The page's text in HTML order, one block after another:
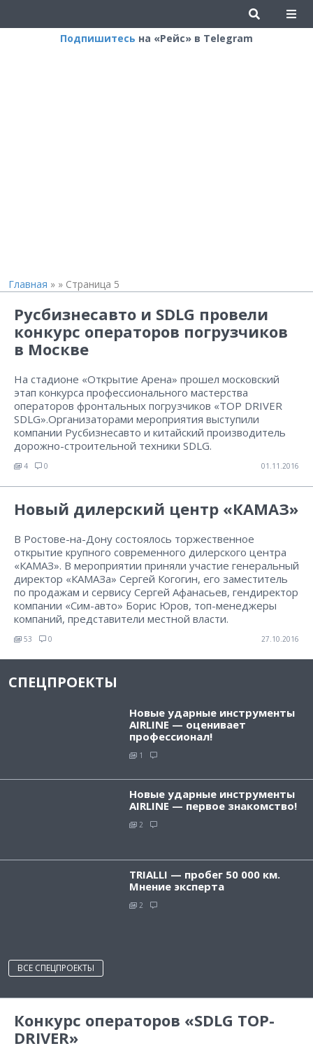
Подпишитесь на «Рейс» в Telegram
Главная » » Страница 5
Русбизнесавто и SDLG провели
конкурс операторов погрузчиков
в Москве
На стадионе «Открытие Арена» прошел московский
этап конкурса профессионального мастерства
операторов фронтальных погрузчиков «TOP DRIVER
SDLG».Организаторами мероприятия выступили
компании Русбизнесавто и китайский производитель
дорожно-строительной техники SDLG.
4 0 01.11.2016
Новый дилерский центр «КАМАЗ»
В Ростове-на-Дону состоялось торжественное
открытие крупного современного дилерского центра
«КАМАЗ». В мероприятии приняли участие генеральный
директор «КАМАЗа» Сергей Когогин, его заместитель
по продажам и сервису Сергей Афанасьев, гендиректор
компании «Сим-авто» Борис Юров, топ-менеджеры
компаний, представители местной власти.
53 0 27.10.2016
СПЕЦПРОЕКТЫ
Новые ударные инструменты
AIRLINE — оценивает
профессионал!
1
Новые ударные инструменты
AIRLINE — первое знакомство!
2
TRIALLI — пробег 50 000 км.
Мнение эксперта
2
ВСЕ СПЕЦПРОЕКТЫ
Конкурс операторов «SDLG TOP-
DRIVER»